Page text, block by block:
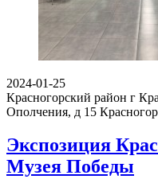
2024-01-25
Красногорский район г
Ополчения, д 15
Экспозиция
Музея Победы